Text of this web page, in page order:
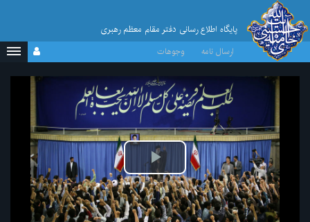
پایگاه اطلاع رسانی دفتر مقام معظم رهبری
ارسال نامه
وجوهات
پخش
ویدیو